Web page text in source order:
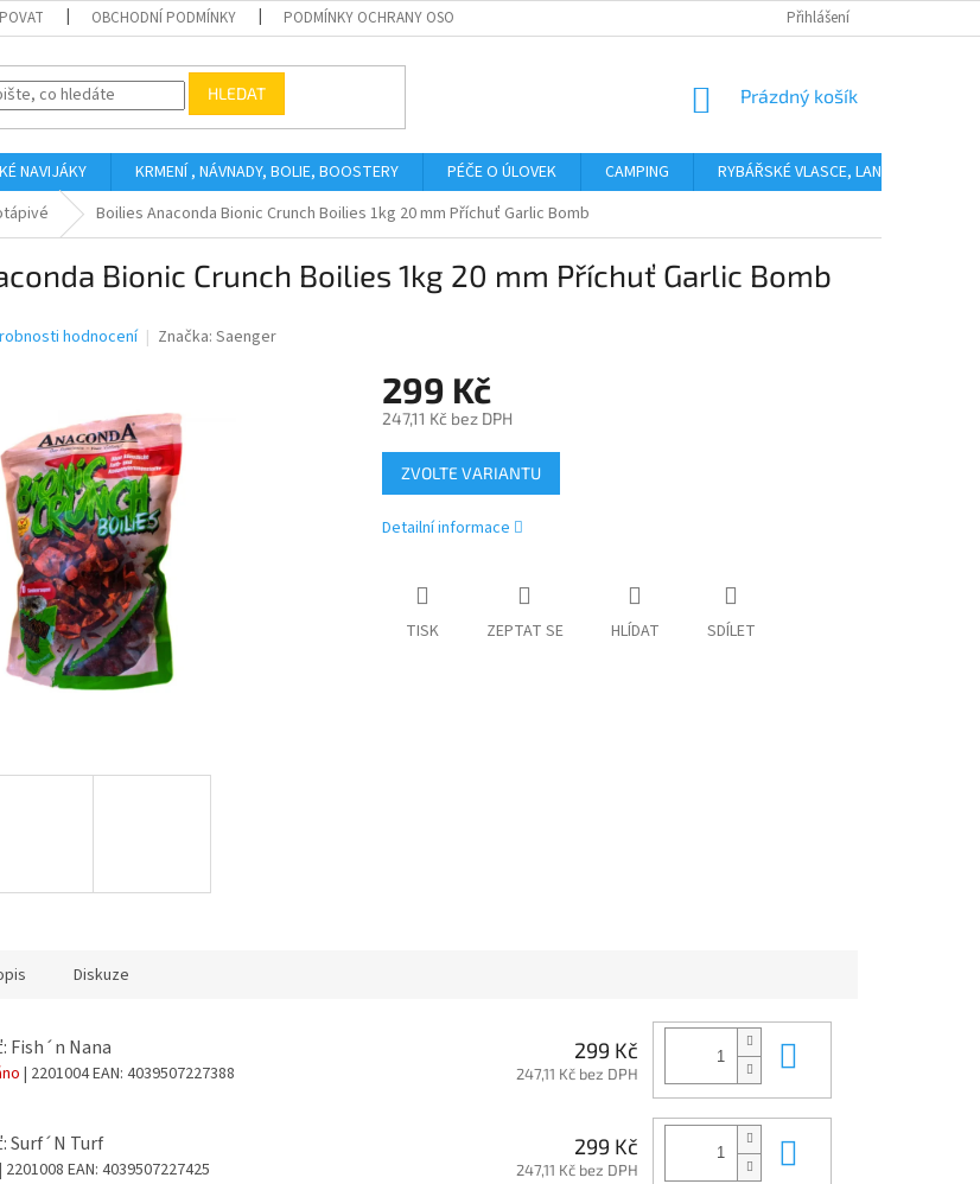
OBCHODNÍ PODMÍNKY PODMÍNKY OCHRANY OSOBNÍCH ÚDAJŮ Přihlášení
HLEDAT
NÁKUPNÍ
Prázdný košík
NAVIJÁKY KRMENÍ , NÁVNADY, BOLIE, BOOSTERY PÉČE O ÚLOVEK CAMPING
RYBÁŘSKÉ VLASCE, LANKA, PLETENÉ
Boilies Anaconda Bionic Crunch Boilies 1kg 20 mm Příchuť Garlic Bomb
Bionic Crunch Boilies 1kg 20 mm Příchuť Garlic Bomb
hodnocení Značka: Saenger
299 Kč
247,11 Kč bez DPH
Měrná
cena:
ZVOLTE VARIANTU
Detailní informace
TISK ZEPTAT SE HLÍDAT SDÍLET
Diskuze
Fish´n Nana
| 2201004EAN: 4039507227388
299 Kč
247,11 Kč bez DPH
Surf´N Turf
| 2201008 EAN: 4039507227425
299 Kč
247,11 Kč bez DPH